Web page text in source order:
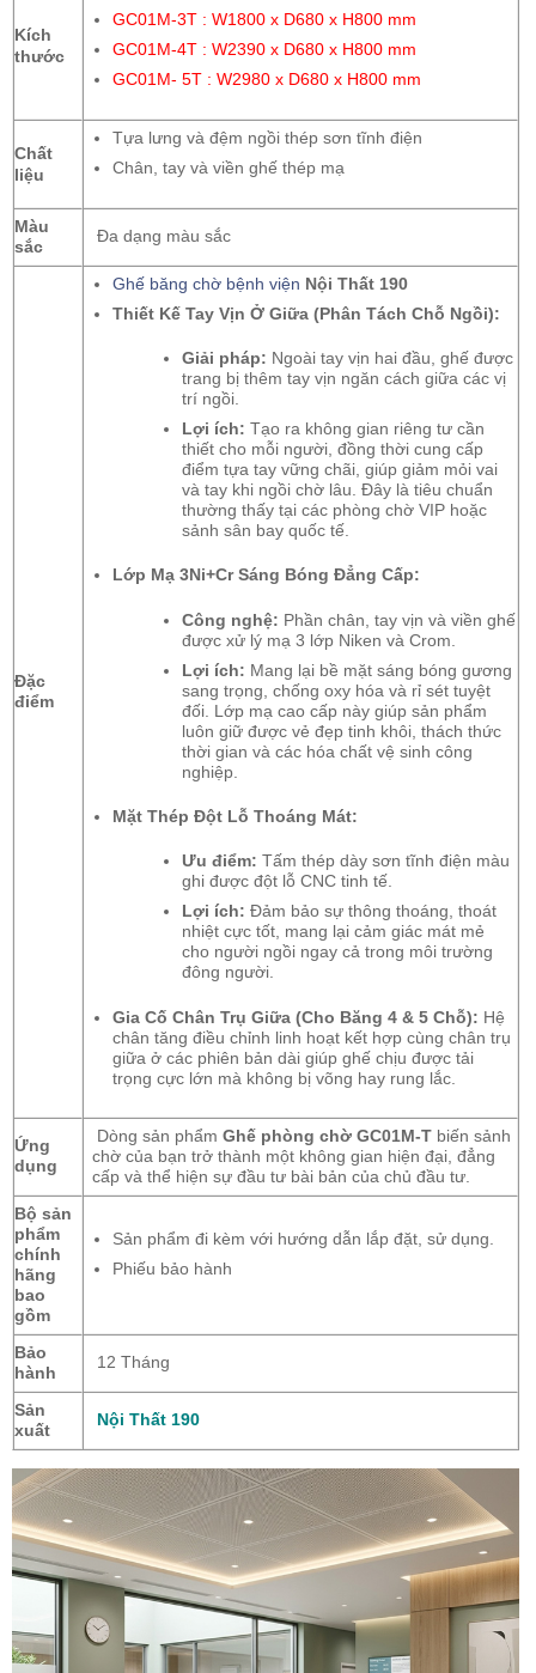
Kích
thước
GC01M-3T : W1800 x D680 x H800 mm
GC01M-4T : W2390 x D680 x H800 mm
GC01M- 5T : W2980 x D680 x H800 mm
Chất
liệu
Tựa lưng và đệm ngồi thép sơn tĩnh điện
Chân, tay và viền ghế thép mạ
Màu
sắc
Đa dạng màu sắc
Đặc
điểm
Ghế băng chờ bệnh viện Nội Thất 190
Thiết Kế Tay Vịn Ở Giữa (Phân Tách Chỗ Ngồi):
Giải pháp: Ngoài tay vịn hai đầu, ghế được
trang bị thêm tay vịn ngăn cách giữa các vị
trí ngồi.
Lợi ích: Tạo ra không gian riêng tư cần
thiết cho mỗi người, đồng thời cung cấp
điểm tựa tay vững chãi, giúp giảm mỏi vai
và tay khi ngồi chờ lâu. Đây là tiêu chuẩn
thường thấy tại các phòng chờ VIP hoặc
sảnh sân bay quốc tế.
Lớp Mạ 3Ni+Cr Sáng Bóng Đẳng Cấp:
Công nghệ: Phần chân, tay vịn và viền ghế
được xử lý mạ 3 lớp Niken và Crom.
Lợi ích: Mang lại bề mặt sáng bóng gương
sang trọng, chống oxy hóa và rỉ sét tuyệt
đối. Lớp mạ cao cấp này giúp sản phẩm
luôn giữ được vẻ đẹp tinh khôi, thách thức
thời gian và các hóa chất vệ sinh công
nghiệp.
Mặt Thép Đột Lỗ Thoáng Mát:
Ưu điểm: Tấm thép dày sơn tĩnh điện màu
ghi được đột lỗ CNC tinh tế.
Lợi ích: Đảm bảo sự thông thoáng, thoát
nhiệt cực tốt, mang lại cảm giác mát mẻ
cho người ngồi ngay cả trong môi trường
đông người.
Gia Cố Chân Trụ Giữa (Cho Băng 4 & 5 Chỗ): Hệ
chân tăng điều chỉnh linh hoạt kết hợp cùng chân trụ
giữa ở các phiên bản dài giúp ghế chịu được tải
trọng cực lớn mà không bị võng hay rung lắc.
Ứng
dụng
Dòng sản phẩm Ghế phòng chờ GC01M-Tbiến sảnh
chờ của bạn trở thành một không gian hiện đại, đẳng
cấp và thể hiện sự đầu tư bài bản của chủ đầu tư.
Bộ sản
phẩm
chính
hãng
bao
gồm
Sản phẩm đi kèm với hướng dẫn lắp đặt, sử dụng.
Phiếu bảo hành
Bảo
hành
12 Tháng
Sản
xuất
Nội Thất 190